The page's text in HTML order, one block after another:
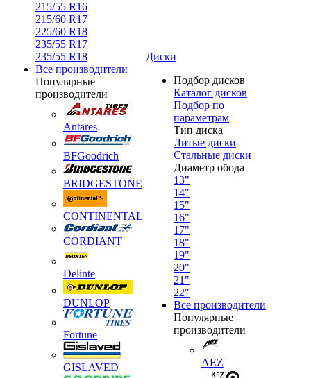
215/55 R16
215/60 R17
225/60 R18
235/55 R17
235/55 R18
Все производители
Популярные
производители
Antares
BFGoodrich
BRIDGESTONE
CONTINENTAL
CORDIANT
Delinte
DUNLOP
Fortune
GISLAVED
Диски
Подбор дисков
Каталог дисков
Подбор по
параметрам
Тип диска
Литые диски
Стальные диски
Диаметр обода
13"
14"
15"
16"
17"
18"
19"
20"
21"
22"
Все производители
Популярные
производители
AEZ